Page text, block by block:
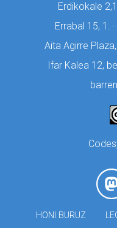
Erdikokale
Errabal 15, 1.
Aita Agirre
Ifar Kalea 12,
HONI BURUZ